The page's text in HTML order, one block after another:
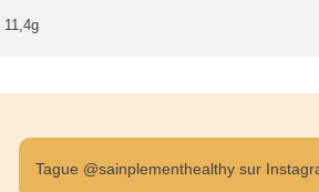
11,4g
Tague @sainplementhealthy sur